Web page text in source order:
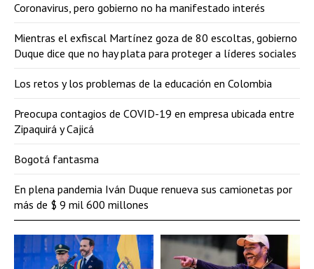
Coronavirus, pero gobierno no ha manifestado interés
Mientras el exfiscal Martínez goza de 80 escoltas, gobierno
Duque dice que no hay plata para proteger a líderes sociales
Los retos y los problemas de la educación en Colombia
Preocupa contagios de COVID-19 en empresa ubicada entre
Zipaquirá y Cajicá
Bogotá fantasma
En plena pandemia Iván Duque renueva sus camionetas por
más de $ 9 mil 600 millones